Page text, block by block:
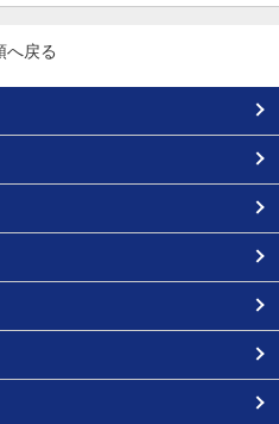
へ戻る